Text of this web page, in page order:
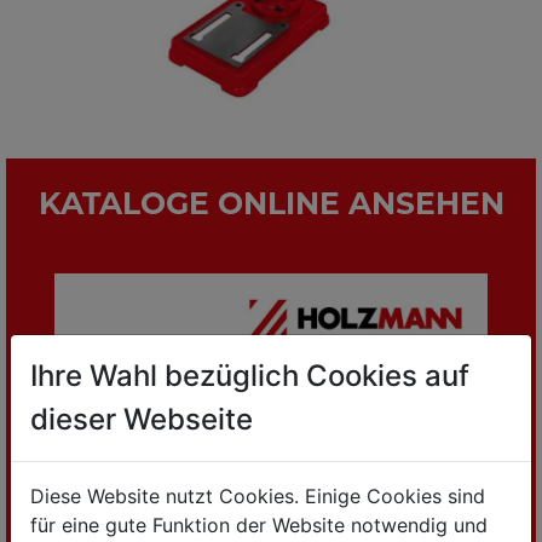
KATALOGE ONLINE ANSEHEN
Ihre Wahl bezüglich Cookies auf
dieser Webseite
Diese Website nutzt Cookies. Einige Cookies sind
für eine gute Funktion der Website notwendig und